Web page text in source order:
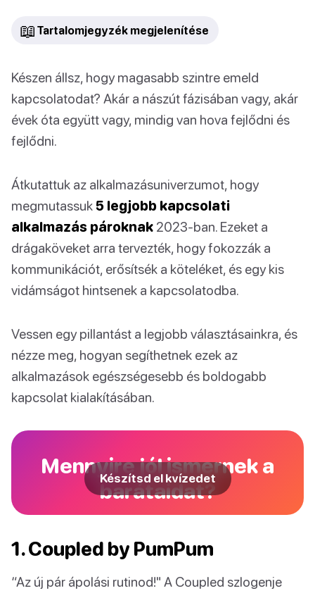
📖 Tartalomjegyzék megjelenítése
Készen állsz, hogy magasabb szintre emeld
kapcsolatodat? Akár a nászút fázisában vagy, akár
évek óta együtt vagy, mindig van hova fejlődni és
fejlődni.
Átkutattuk az alkalmazásuniverzumot, hogy
megmutassuk 5 legjobb kapcsolati
alkalmazás pároknak 2023-ban. Ezeket a
drágaköveket arra tervezték, hogy fokozzák a
kommunikációt, erősítsék a köteléket, és egy kis
vidámságot hintsenek a kapcsolatodba.
Vessen egy pillantást a legjobb választásainkra, és
nézze meg, hogyan segíthetnek ezek az
alkalmazások egészségesebb és boldogabb
kapcsolat kialakításában.
Mennyire jól ismernek a
barátaidat?
Készítsd el kvízedet
1. Coupled by PumPum
“Az új pár ápolási rutinod!" A Coupled szlogenje